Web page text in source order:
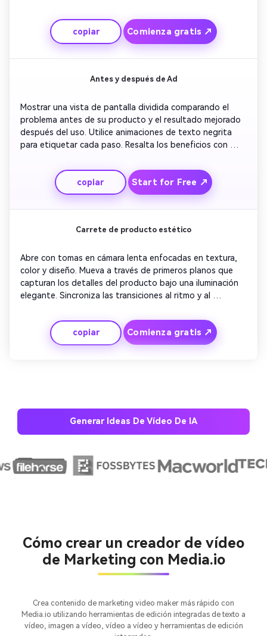
Incluye pistas de fondo optimistas para motivación.
Concluye con una diapositiva resumida y un CTA como
'Empieza hoy'. Haz que sea informativo pero visualmente
vibrante.
copiar Comienza gratis ↗
Antes y después de Ad
Mostrar una vista de pantalla dividida comparando el
problema antes de su producto y el resultado mejorado
después del uso. Utilice animaciones de texto negrita
para etiquetar cada paso. Resalta los beneficios con
contraste de color para hacer la transformación llamativa.
Termina con un eslogan seguro y un elegante movimiento
del logotipo para reforzar el reconocimiento de la marca.
copiar Start for Free ↗
Carrete de producto estético
Abre con tomas en cámara lenta enfocadas en textura,
color y diseño. Mueva a través de primeros planos que
capturan los detalles del producto bajo una iluminación
elegante. Sincroniza las transiciones al ritmo y al
Agregue superposiciones mínimas de texto para
enfatizar los rasgos clave. Terminar con una breve
llamada a la acción en fuente serif sobre un fondo
copiar Comienza gratis ↗
Generar Ideas De Vídeo De IA
Cómo crear un creador de vídeo
de Marketing con Media.io
Crea contenido de marketing video maker más rápido con
Media.io utilizando herramientas de edición integradas de texto a
vídeo, imagen a vídeo, vídeo a vídeo y herramientas de edición
Empieza Gratis→